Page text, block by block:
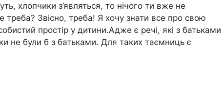
хлопчики з’являться, то нічого ти вже не
треба? Звісно, треба! Я хочу знати все про свою
простір у дитини.Адже є речі, які з батьками
не були б з батьками. Для таких таємниць є